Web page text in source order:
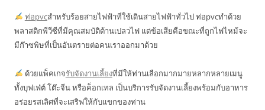
ท่อpvcสำหรับร้อยสายไฟฟ้าที่ใช้เดินสายไฟฟ้าทั่วไป ท่อpvcทำด้วย
พลาสติกพีวีซีที่มีคุณสมบัติต้านเปลวไฟ แต่ข้อเสียคือขณะที่ถูกไฟไหม้จะ
มีก๊าซพิษที่เป็นอันตรายต่อคนเราออกมาด้วย
ด้วยแพ็คเกจรับจัดงานเลี้ยงที่มีให้ท่านเลือกมากมายหลากหลายเมนู
ทั้งบุฟเฟ่ต์ โต๊ะจีน หรือค็อกเทล เป็นบริการรับจัดงานเลี้ยงพร้อมกับอาหาร
อร่อยรสเลิศที่จะเสริฟให้กับแขกของท่าน